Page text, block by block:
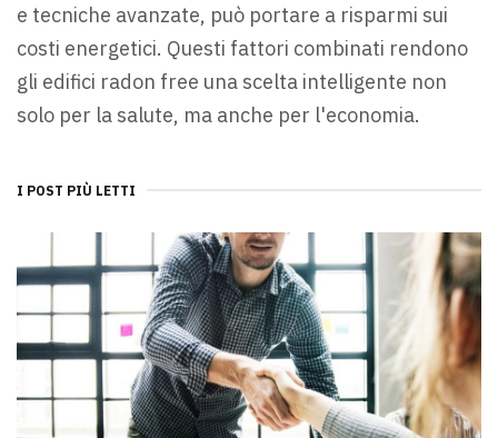
e tecniche avanzate, può portare a risparmi sui
costi energetici. Questi fattori combinati rendono
gli edifici radon free una scelta intelligente non
solo per la salute, ma anche per l'economia.
I POST PIÙ LETTI